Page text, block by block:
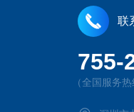
联
755-
（全国服务热